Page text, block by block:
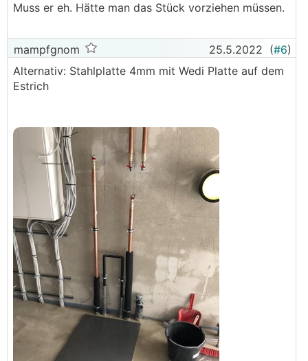
Muss er eh. Hätte man das Stück vorziehen müssen.
mampfgnom 25.5.2022 (#6)
Alternativ: Stahlplatte 4mm mit Wedi Platte auf dem
Estrich